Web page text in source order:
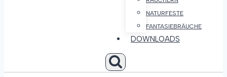
NATURFESTE
FANTASIEBRÄUCHE
DOWNLOADS